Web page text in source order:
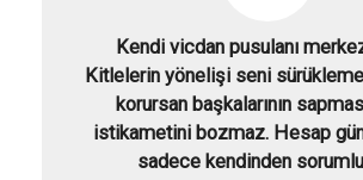
Kendi vicdan pusulanı
Kitlelerin yönelişi seni
korursan başkalarının
istikametini bozmaz. Hesap
sadece kendinden